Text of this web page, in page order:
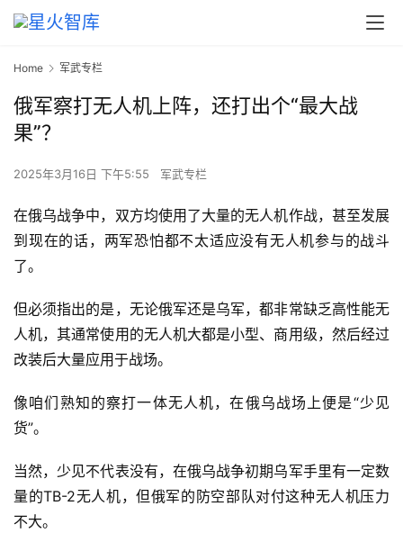
Home 军武专栏
俄军察打无人机上阵，还打出个“最大战
果”？
2025年3月16日 下午5:55 军武专栏
在俄乌战争中，双方均使用了大量的无人机作战，甚至发展
到现在的话，两军恐怕都不太适应没有无人机参与的战斗
了。
但必须指出的是，无论俄军还是乌军，都非常缺乏高性能无
人机，其通常使用的无人机大都是小型、商用级，然后经过
改装后大量应用于战场。
像咱们熟知的察打一体无人机，在俄乌战场上便是“少见
货”。
当然，少见不代表没有，在俄乌战争初期乌军手里有一定数
量的TB-2无人机，但俄军的防空部队对付这种无人机压力
不大。